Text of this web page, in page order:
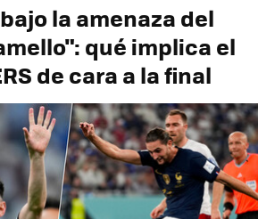
la amenaza del
qué implica el
de cara a la final